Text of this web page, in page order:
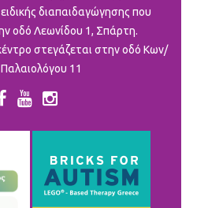
διαπαιδαγώγησης που
οδό Λεωνίδου 1, Σπάρτη.
στεγάζεται στην οδό Κων/
11